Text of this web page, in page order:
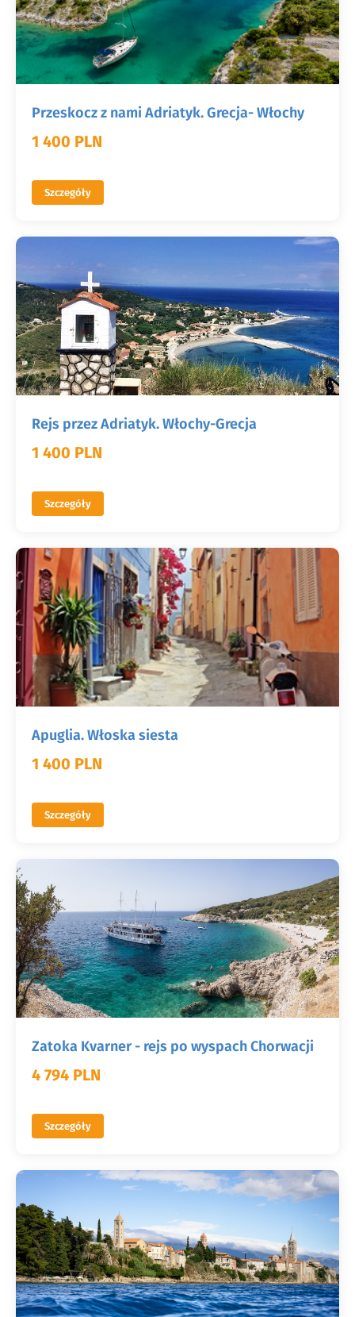
Przeskocz z nami Adriatyk. Grecja- Włochy
1 400 PLN
Szczegóły
Rejs przez Adriatyk. Włochy-Grecja
1 400 PLN
Szczegóły
Apuglia. Włoska siesta
1 400 PLN
Szczegóły
Zatoka Kvarner - rejs po wyspach Chorwacji
4 794 PLN
Szczegóły